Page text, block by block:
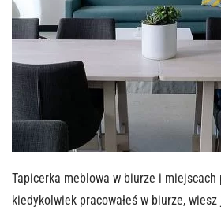
Tapicerka meblowa w biurze i
kiedykolwiek pracowałeś w biurze,